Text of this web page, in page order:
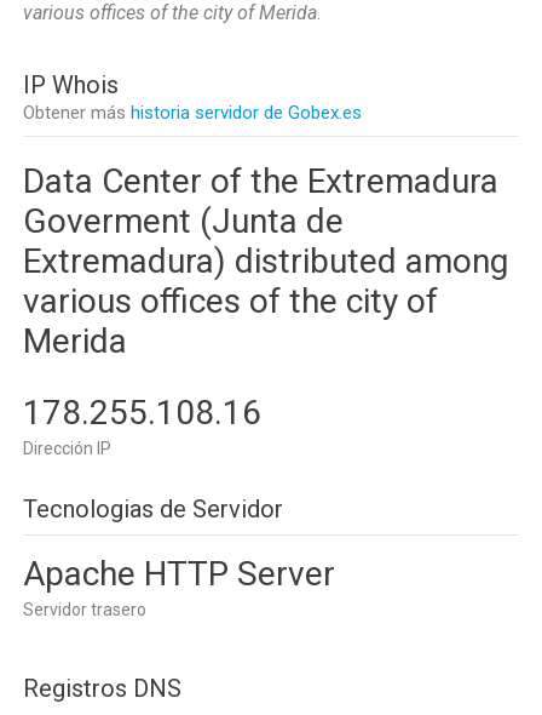
various offices of the city of Merida.
IP Whois
Obtener más historia servidor de Gobex.es
Data Center of the Extremadura
Goverment (Junta de
Extremadura) distributed among
various offices of the city of
Merida
178.255.108.16
Dirección IP
Tecnologias de Servidor
Apache HTTP Server
Servidor trasero
Registros DNS